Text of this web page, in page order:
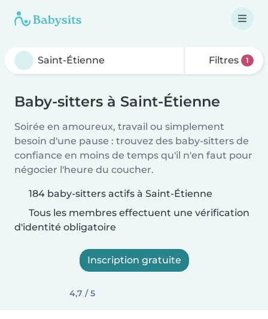
Filtres 1
Baby-sitters à Saint-Étienne
Soirée en amoureux, travail ou simplement
besoin d'une pause : trouvez des baby-sitters de
confiance en moins de temps qu'il n'en faut pour
négocier l'heure du coucher.
184 baby-sitters actifs à Saint-Étienne
Tous les membres effectuent une vérification
d'identité obligatoire
Inscription gratuite
4,7 / 5